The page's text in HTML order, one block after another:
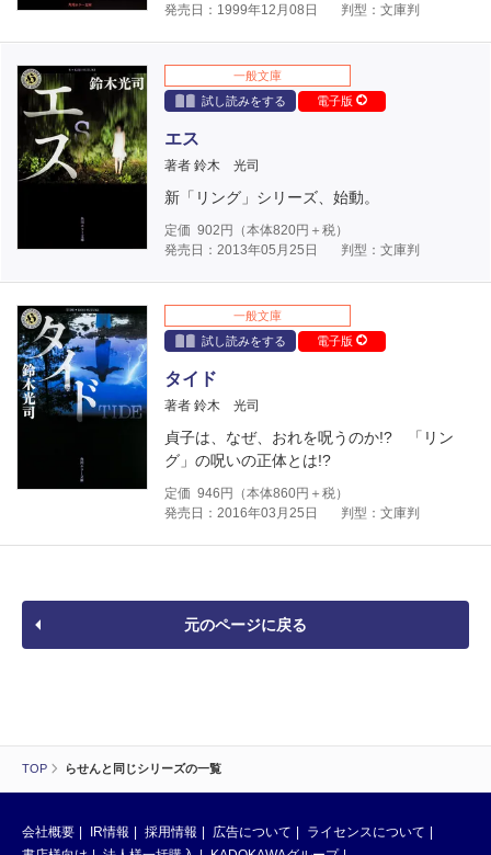
TOP らせんと同じシリーズの一覧
発売日：1999年12月08日
判型：文庫判
一般文庫
試し読みをする
電子版
エス
著者 鈴木 光司
新「リング」シリーズ、始動。
定価 902 円（本体820円＋税）
発売日：2013年05月25日
判型：文庫判
一般文庫
試し読みをする
電子版
タイド
著者 鈴木 光司
貞子は、なぜ、おれを呪うのか!? 「リン
グ」の呪いの正体とは!?
定価 946 円（本体860円＋税）
発売日：2016年03月25日
判型：文庫判
元のページに戻る
会社概要 IR情報 採用情報 広告について
ライセンスについて